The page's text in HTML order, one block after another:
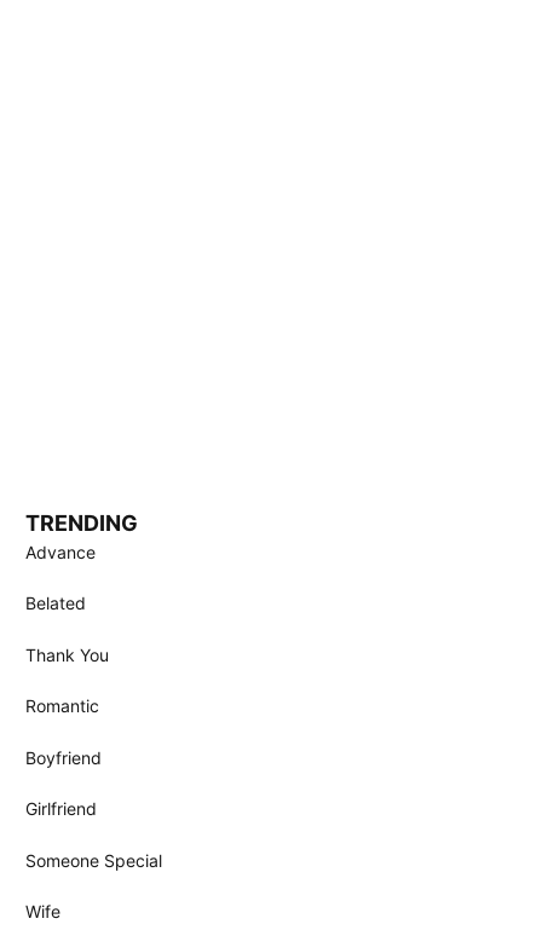
TRENDING
Advance
Belated
Thank You
Romantic
Boyfriend
Girlfriend
Someone Special
Wife